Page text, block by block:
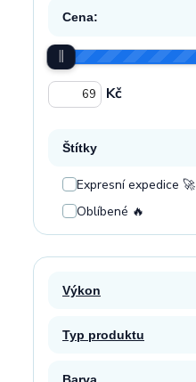
Cena:
Kč
Štítky
Expresní expedice 🚀
Oblíbené 🔥
Výkon
Typ produktu